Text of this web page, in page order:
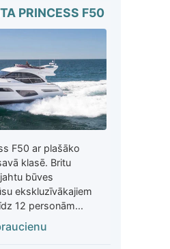
PRINCESS F50
F50 ar plašāko
klasē. Britu
būves
ekskluzīvākajiem
12 personām...